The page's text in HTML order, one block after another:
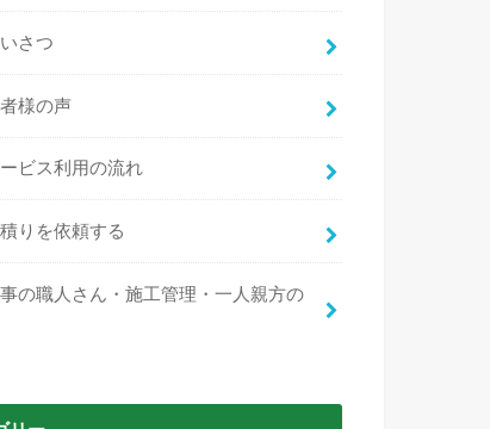
さつ
様の声
ビス利用の流れ
りを依頼する
の職人さん・施工管理・一人親方の